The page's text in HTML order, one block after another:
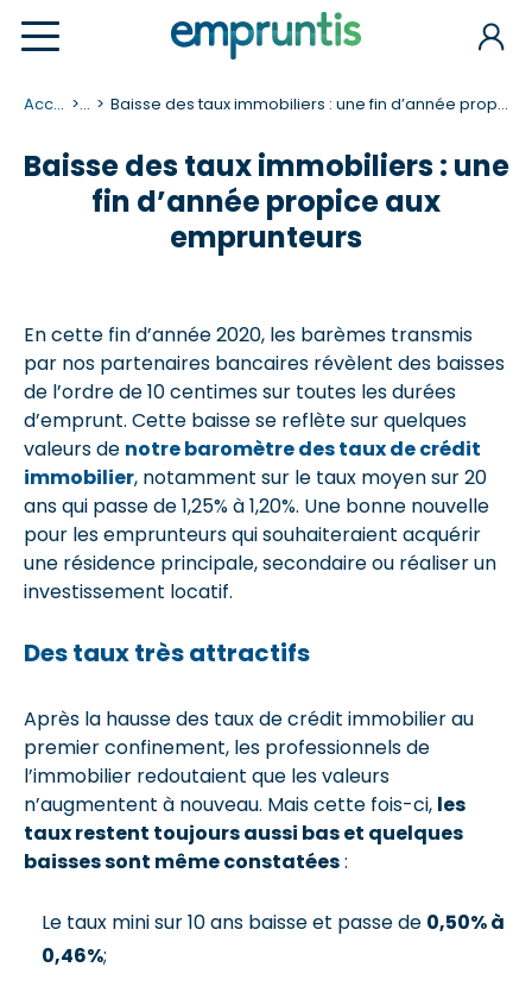
Accueil ... Baisse des taux immobiliers : une fin d’année propice aux emprunteurs
Baisse des taux immobiliers : une
fin d’année propice aux
emprunteurs
En cette fin d’année 2020, les barèmes transmis
par nos partenaires bancaires révèlent des baisses
de l’ordre de 10 centimes sur toutes les durées
d’emprunt. Cette baisse se reflète sur quelques
valeurs de notre baromètre des taux de crédit
immobilier, notamment sur le taux moyen sur 20
ans qui passe de 1,25% à 1,20%. Une bonne nouvelle
pour les emprunteurs qui souhaiteraient acquérir
une résidence principale, secondaire ou réaliser un
investissement locatif.
Des taux très attractifs
Après la hausse des taux de crédit immobilier au
premier confinement, les professionnels de
l’immobilier redoutaient que les valeurs
n’augmentent à nouveau. Mais cette fois-ci, les
taux restent toujours aussi bas et quelques
baisses sont même constatées:
Le taux mini sur 10 ans baisse et passe de 0,50% à
0,46%;